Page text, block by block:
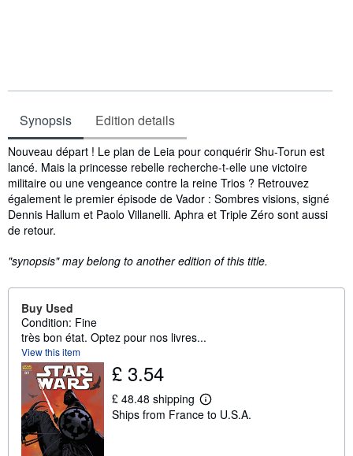
Synopsis Edition details
Synopsis
Nouveau départ ! Le plan de Leia pour conquérir Shu-Torun est
lancé. Mais la princesse rebelle recherche-t-elle une victoire
militaire ou une vengeance contre la reine Trios ? Retrouvez
également le premier épisode de Vador : Sombres visions, signé
Dennis Hallum et Paolo Villanelli. Aphra et Triple Zéro sont aussi
de retour.
"synopsis" may belong to another edition of this title.
Buy Used
Condition: Fine
très bon état. Optez pour nos livres...
View this item
£ 3.54
£ 48.48 shipping
L
e
Ships from France to U.S.A.